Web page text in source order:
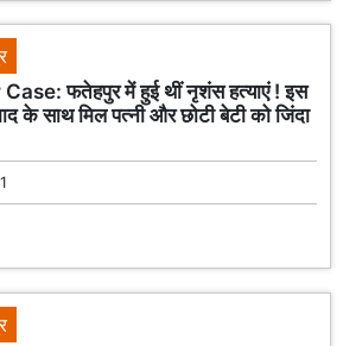
फतेहपुर में हुई थीं नृशंस हत्याएं ! इस
के साथ मिल पत्नी और छोटी बेटी को जिंदा